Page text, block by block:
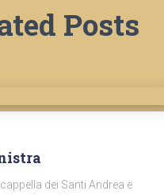
Posts
dei Santi Andrea e